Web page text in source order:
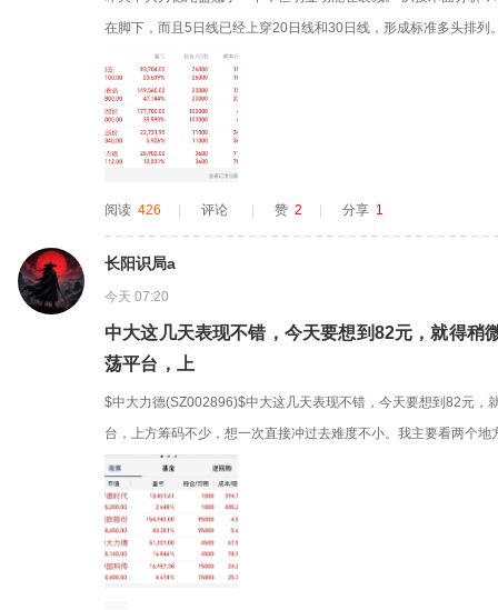
在脚下，而且5日线已经上穿20日线和30日线，形成标准多头排列
9亿，换手12.57%，量比2.31，是5日均量（14.37万手）的1.72
突破是持续放量推上去的，量价配合良好，不是无量虚涨。 结合
阅读 426 | 评论 | 赞 2 | 分享 1
长阳识局a
今天 07:20
中大这几天表现不错，今天要想到82元，就得稍
荡平台，上
$中大力德(SZ002896)$中大这几天表现不错，今天要想到82元，
台，上方筹码不少，想一次直接冲过去难度不小。我主要看两个
附近抛压重不重。另外，8月10日宇树IPO这个时间窗口越来越近
我的思路就是跟着盘面走，资金愿意继续做，我就耐心跟；如果
守线...